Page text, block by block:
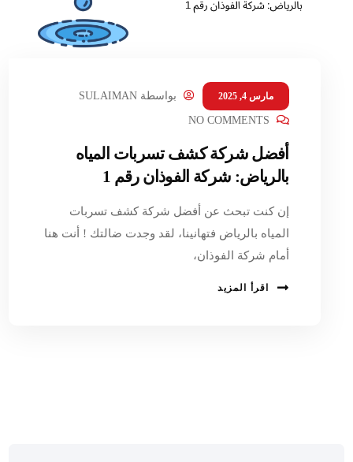
مارس 4, 2025 بواسطةSULAIMAN
NO COMMENTS
أفضل شركة كشف تسربات المياه
بالرياض: شركة الفوذان رقم 1
إن كنت تبحث عن أفضل شركة كشف تسربات
المياه بالرياض فتهانينا، لقد وجدت ضالتك ! أنت هنا
أمام شركة الفوذان،
اقرأ المزيد